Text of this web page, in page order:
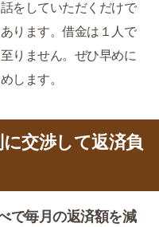
をしていただくだけで
ります。借金は１人で
りません。ぜひ早めに
します。
に交渉して返済負
で毎月の返済額を減